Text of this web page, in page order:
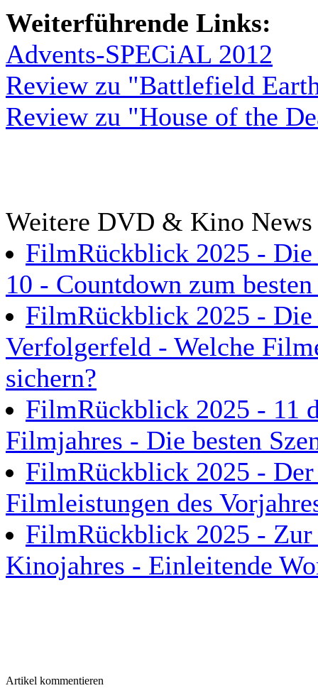
Weiterführende Links:
Advents-SPECiAL 2012
Review zu "Battlefield
Review zu "House of the
Weitere DVD & Kino News
FilmRückblick 2025 - Die
10 - Countdown zum
FilmRückblick 2025 - Die
Verfolgerfeld - Welche
sichern?
FilmRückblick 2025 - 11
Filmjahres - Die besten
FilmRückblick 2025 -
Filmleistungen des
FilmRückblick 2025 -
Kinojahres - Einleitende
Artikel kommentieren